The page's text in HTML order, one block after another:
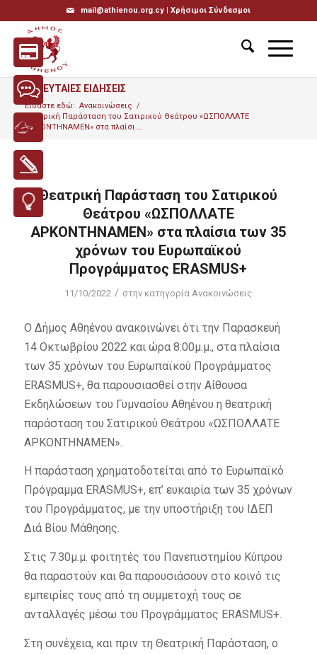
mail@athienou.org.cy | Χρήσιμοι Σύνδεσμοι
ΤΕΛΕΥΤΑΙΕΣ ΕΙΔΗΣΕΙΣ
Είσαστε εδώ: Ανακοινώσεις /
Θεατρική Παράσταση του Σατιρικού Θεάτρου «ΩΣΠΟΛΛΑΤΕ
ΑΡΚΟΝΤΗΝΑΜΕΝ» στα πλαίσι...
Θεατρική Παράσταση του Σατιρικού
Θεάτρου «ΩΣΠΟΛΛΑΤΕ
ΑΡΚΟΝΤΗΝΑΜΕΝ» στα πλαίσια των 35
χρόνων του Ευρωπαϊκού
Προγράμματος ERASMUS+
11/10/2022 / στην κατηγορίαΑνακοινώσεις
Ο Δήμος Αθηένου ανακοινώνει ότι την Παρασκευή
14 Οκτωβρίου 2022 και ώρα 8:00μ.μ., στα πλαίσια
των 35 χρόνων του Ευρωπαϊκού Προγράμματος
ERASMUS+, θα παρουσιασθεί στην Αίθουσα
Εκδηλώσεων του Γυμνασίου Αθηένου η θεατρική
παράσταση του Σατιρικού Θεάτρου «ΩΣΠΟΛΛΑΤΕ
ΑΡΚΟΝΤΗΝΑΜΕΝ».
Η παράσταση χρηματοδοτείται από το Ευρωπαϊκό
Πρόγραμμα ERASMUS+, επ’ ευκαιρία των 35 χρόνων
του Προγράμματος, με την υποστήριξη του ΙΔΕΠ
Διά Βίου Μάθησης.
Στις 7.30μ.μ. φοιτητές του Πανεπιστημίου Κύπρου
θα παραστούν και θα παρουσιάσουν στο κοινό τις
εμπειρίες τους από τη συμμετοχή τους σε
ανταλλαγές μέσω του Προγράμματος ERASMUS+.
Στη συνέχεια, και πριν τη Θεατρική Παράσταση, ο